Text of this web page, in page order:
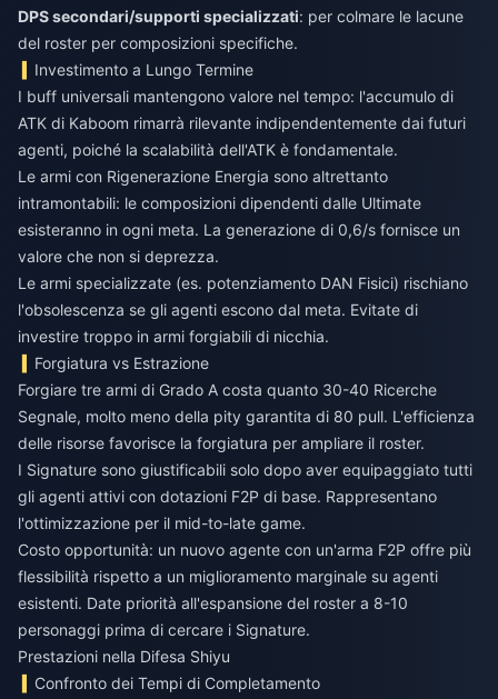
DPS secondari/supporti specializzati: per colmare le lacune
del roster per composizioni specifiche.
Investimento a Lungo Termine
I buff universali mantengono valore nel tempo: l'accumulo di
ATK di Kaboom rimarrà rilevante indipendentemente dai futuri
agenti, poiché la scalabilità dell'ATK è fondamentale.
Le armi con Rigenerazione Energia sono altrettanto
intramontabili: le composizioni dipendenti dalle Ultimate
esisteranno in ogni meta. La generazione di 0,6/s fornisce un
valore che non si deprezza.
Le armi specializzate (es. potenziamento DAN Fisici) rischiano
l'obsolescenza se gli agenti escono dal meta. Evitate di
investire troppo in armi forgiabili di nicchia.
Forgiatura vs Estrazione
Forgiare tre armi di Grado A costa quanto 30-40 Ricerche
Segnale, molto meno della pity garantita di 80 pull. L'efficienza
delle risorse favorisce la forgiatura per ampliare il roster.
I Signature sono giustificabili solo dopo aver equipaggiato tutti
gli agenti attivi con dotazioni F2P di base. Rappresentano
l'ottimizzazione per il mid-to-late game.
Costo opportunità: un nuovo agente con un'arma F2P offre più
flessibilità rispetto a un miglioramento marginale su agenti
esistenti. Date priorità all'espansione del roster a 8-10
personaggi prima di cercare i Signature.
Prestazioni nella Difesa Shiyu
Confronto dei Tempi di Completamento